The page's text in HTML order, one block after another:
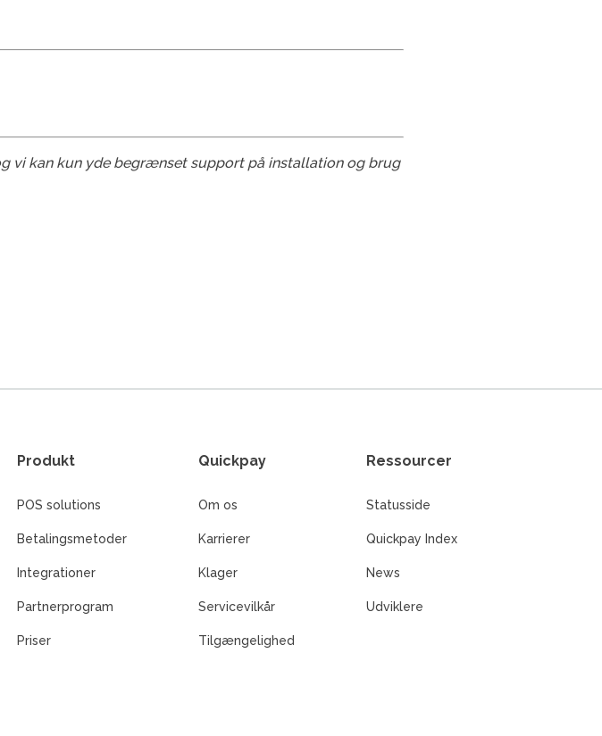
vi kan kun yde begrænset support på installation og brug
Produkt
POS solutions
Betalingsmetoder
Integrationer
Partnerprogram
Priser
Quickpay
Om os
Karrierer
Klager
Servicevilkår
Tilgængelighed
Ressourcer
Statusside
Quickpay Index
News
Udviklere